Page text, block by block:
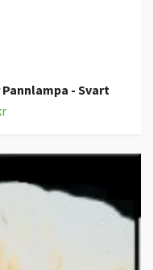
Pannlampa - Svart